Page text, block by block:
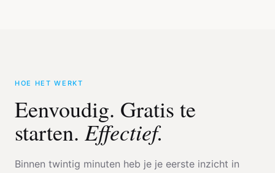
HOE HET WERKT
Eenvoudig. Gratis te
starten. Effectief.
Binnen twintig minuten heb je je eerste inzicht in